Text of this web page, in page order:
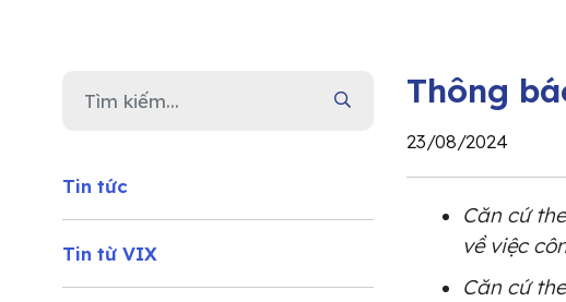
Tin tức
Tin từ VIX
Thông
23/08/2024
Căn cứ
về việc
Căn cứ